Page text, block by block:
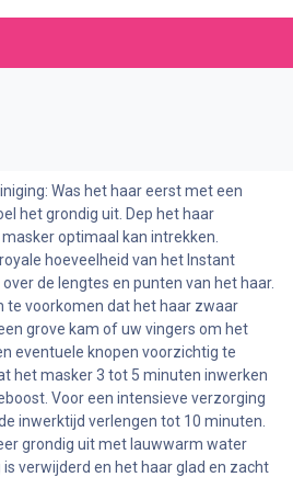
Was het haar eerst met een
het grondig uit. Dep het haar
optimaal kan intrekken.
hoeveelheid van het Instant
de lengtes en punten van het haar.
te voorkomen dat het haar zwaar
grove kam of uw vingers om het
eventuele knopen voorzichtig te
het masker 3 tot 5 minuten inwerken
Voor een intensieve verzorging
inwerktijd verlengen tot 10 minuten.
grondig uit met lauwwarm water
verwijderd en het haar glad en zacht